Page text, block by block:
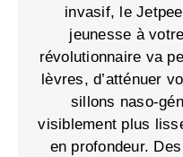
invasif, le
jeunesse à
révolutionnaire va
lèvres, d’atténuer
sillons naso-
visiblement plus
en profondeur.